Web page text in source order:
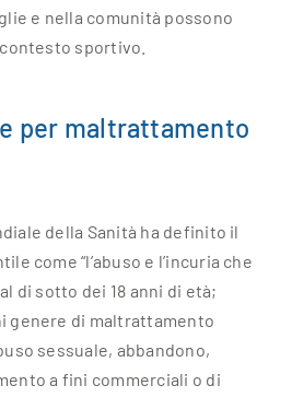
e nella comunità possono
sportivo.
per maltrattamento
della Sanità ha definito il
come “l’abuso e l’incuria che
di sotto dei 18 anni di età;
genere di maltrattamento
sessuale, abbandono,
a fini commerciali o di